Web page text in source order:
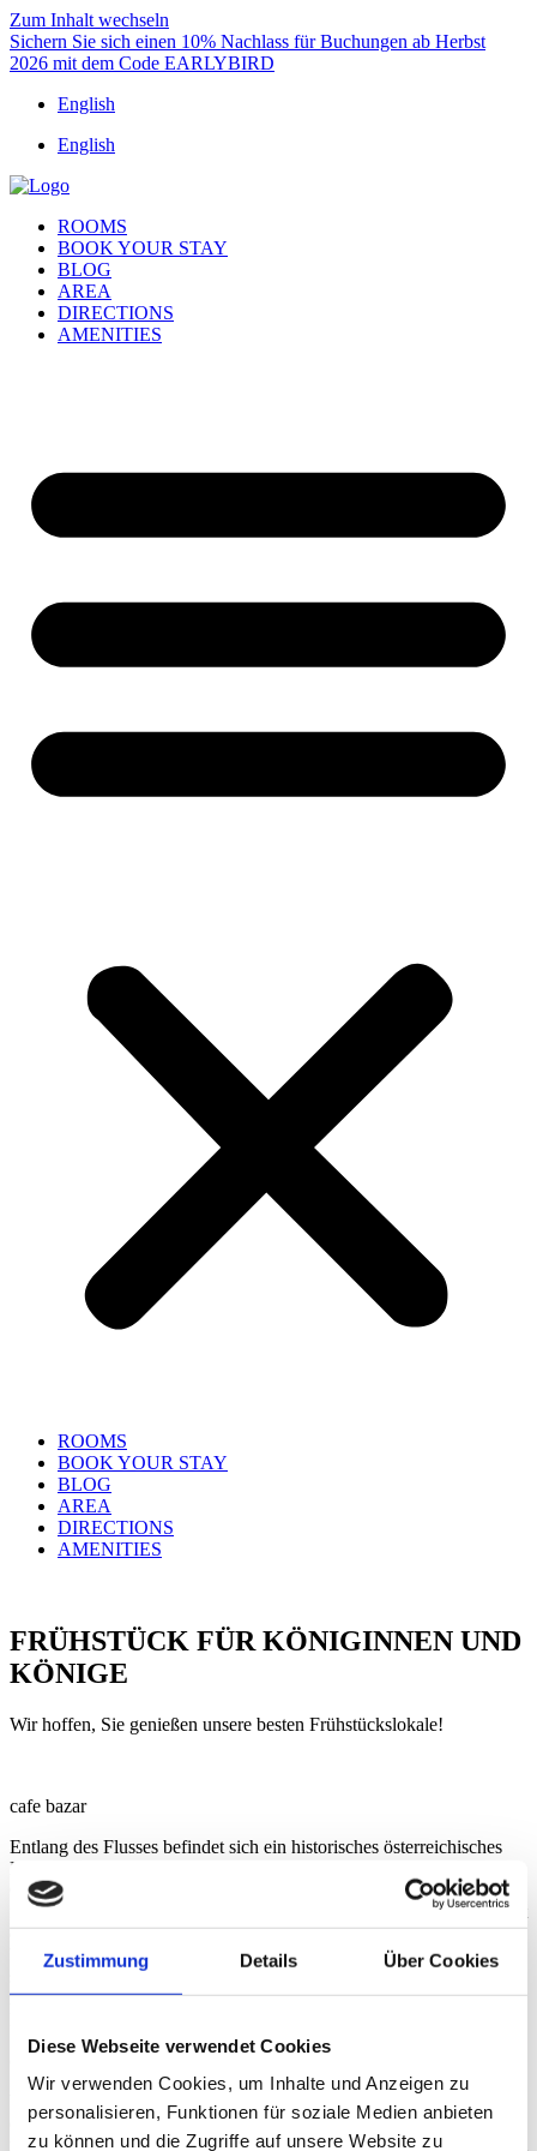
Zustimmung Details Über Cookies
Diese Webseite verwendet Cookies
Wir verwenden Cookies, um Inhalte und Anzeigen zu
personalisieren, Funktionen für soziale Medien anbieten
zu können und die Zugriffe auf unsere Website zu
Zum Inhalt wechseln
Sichern Sie sich einen 10% Nachlass für Buchungen ab Herbst
2026 mit dem Code EARLYBIRD
English
English
ROOMS
BOOK YOUR STAY
BLOG
AREA
DIRECTIONS
AMENITIES
ROOMS
BOOK YOUR STAY
BLOG
AREA
DIRECTIONS
AMENITIES
FRÜHSTÜCK FÜR KÖNIGINNEN UND
KÖNIGE
Wir hoffen, Sie genießen unsere besten Frühstückslokale!
cafe bazar
Entlang des Flusses befindet sich ein historisches österreichisches
Kaffeehaus mit einem wunderschönen Blick auf die Altstadt.
Genießen Sie ein echtes österreichisches Frühstück oder kehren Sie
für einen Kaffee und Apfelstrudel ein. So oder so, das Café Bazar ist
ein Favorit von Dichtern, Künstlern, Musikern und Schriftstellern.
Was könnte so inspirierend sein? Kommen Sie und überzeugen Sie
sich selbst. Ein Hinweis für diejenigen, die ein richtiges Frühstück
im Sitzen suchen: Dieses Café akzeptiert nur Bargeld. Montag –
Wussten Sie, dass der berühmte Komponist Amadeus Mozart oft
dieses Café besuchte? Wahrscheinlich, weil die Bäckerei eine der
renommiertesten in der Stadt ist, und die Einheimischen werden dem